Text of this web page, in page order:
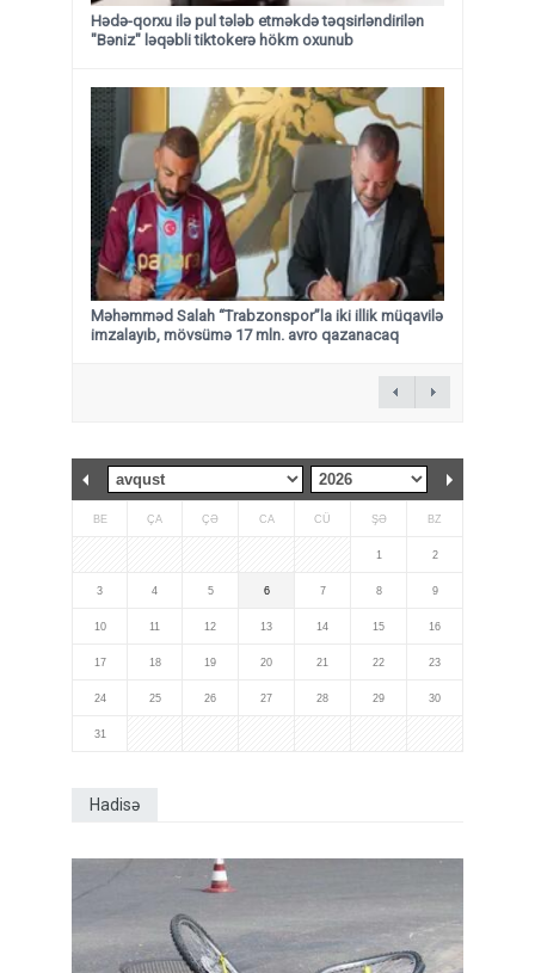
Hədə-qorxu ilə pul tələb etməkdə təqsirləndirilən
"Bəniz" ləqəbli tiktokerə hökm oxunub
Məhəmməd Salah “Trabzonspor”la iki illik müqavilə
imzalayıb, mövsümə 17 mln. avro qazanacaq
BE ÇA ÇƏ CA CÜ ŞƏ BZ
1 2
3 4 5 6 7 8 9
10 11 12 13 14 15 16
17 18 19 20 21 22 23
24 25 26 27 28 29 30
31
Hadisə